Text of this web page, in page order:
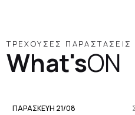
ΤΡΕΧΟΥΣΕΣ ΠΑΡΑΣΤΑΣΕΙΣ
What'sON
ΠΑΡΑΣΚΕΥΉ 21/08